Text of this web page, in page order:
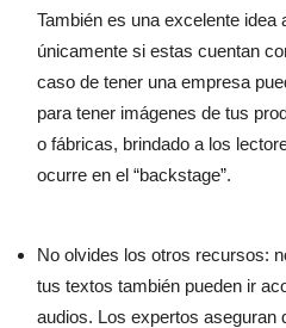
También es una excelente idea
únicamente si estas cuentan
caso de tener una empresa
para tener imágenes de tus
o fábricas, brindado a los
ocurre en el “backstage”.
No olvides los otros recursos:
tus textos también pueden ir
audios. Los expertos aseguran